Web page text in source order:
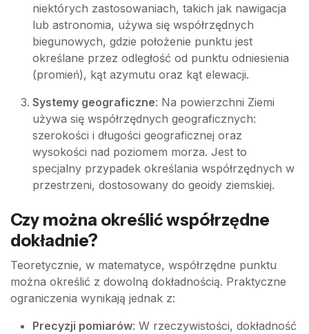
niektórych zastosowaniach, takich jak nawigacja
lub astronomia, używa się współrzędnych
biegunowych, gdzie położenie punktu jest
określane przez odległość od punktu odniesienia
(promień), kąt azymutu oraz kąt elewacji.
Systemy geograficzne: Na powierzchni Ziemi
używa się współrzędnych geograficznych:
szerokości i długości geograficznej oraz
wysokości nad poziomem morza. Jest to
specjalny przypadek określania współrzędnych w
przestrzeni, dostosowany do geoidy ziemskiej.
Czy można określić współrzędne
dokładnie?
Teoretycznie, w matematyce, współrzędne punktu
można określić z dowolną dokładnością. Praktyczne
ograniczenia wynikają jednak z:
Precyzji pomiarów: W rzeczywistości, dokładność